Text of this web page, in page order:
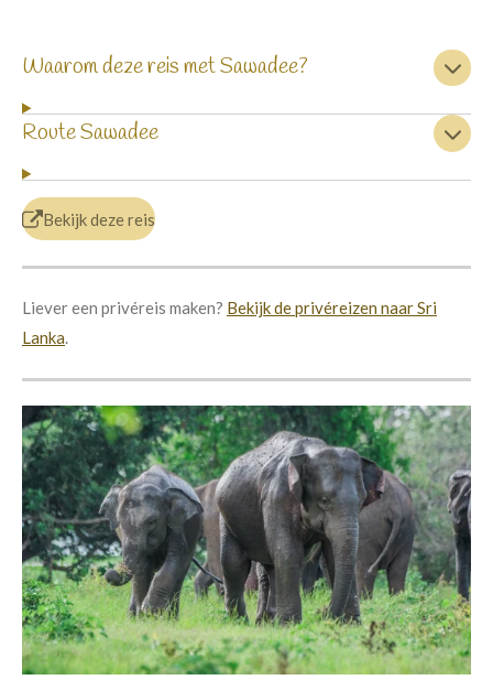
Waarom deze reis met Sawadee?
Route Sawadee
Bekijk deze reis
Liever een privéreis maken? Bekijk de privéreizen naar Sri
Lanka.